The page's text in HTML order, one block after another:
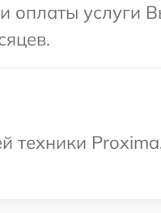
и оплаты